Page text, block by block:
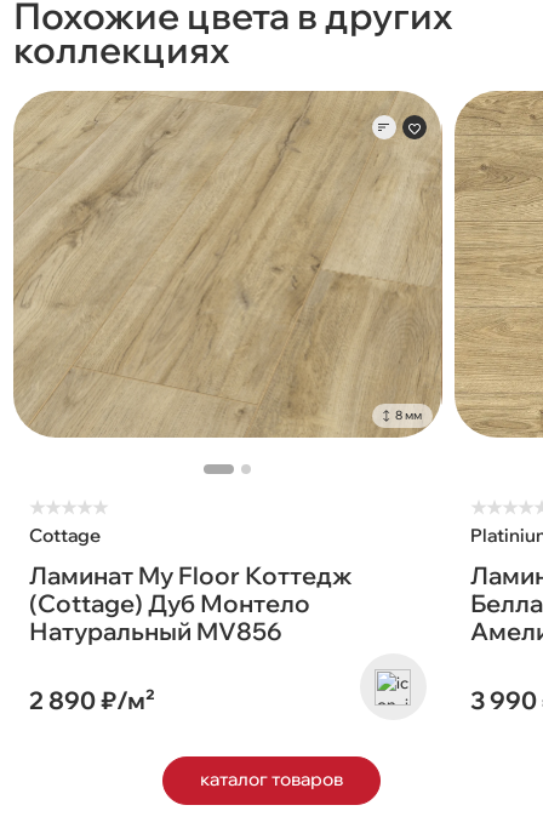
Похожие цвета в других
коллекциях
8 мм
★★★★★
Cottage
Ламинат My Floor Коттедж
(Cottage) Дуб Монтело
Натуральный MV856
2 890 ₽/м²
★★★★
3
каталог товаров